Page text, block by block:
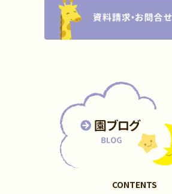
CONTENTS